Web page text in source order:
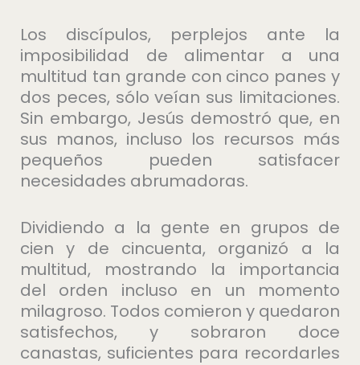
Los discípulos, perplejos ante la
imposibilidad de alimentar a una
multitud tan grande con cinco panes y
dos peces, sólo veían sus limitaciones.
Sin embargo, Jesús demostró que, en
sus manos, incluso los recursos más
pequeños pueden satisfacer
necesidades abrumadoras.
Dividiendo a la gente en grupos de
cien y de cincuenta, organizó a la
multitud, mostrando la importancia
del orden incluso en un momento
milagroso. Todos comieron y quedaron
satisfechos, y sobraron doce
canastas, suficientes para recordarles